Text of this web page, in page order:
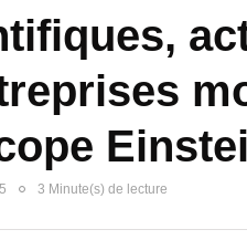
3 Minute(s) de lecture